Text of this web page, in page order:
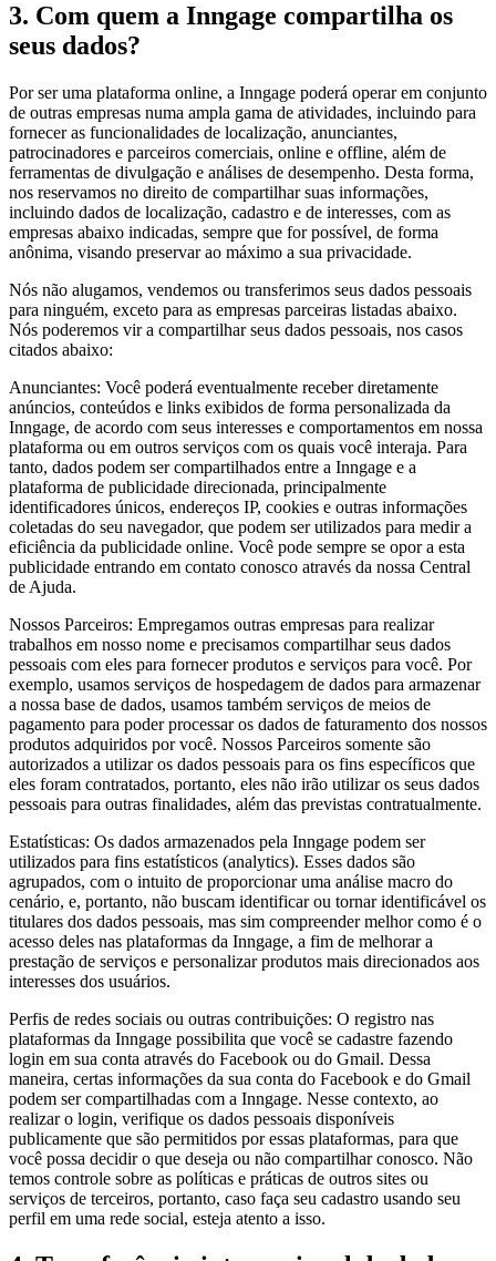
3. Com quem a Inngage compartilha os
seus dados?
Por ser uma plataforma online, a Inngage poderá operar em conjunto
de outras empresas numa ampla gama de atividades, incluindo para
fornecer as funcionalidades de localização, anunciantes,
patrocinadores e parceiros comerciais, online e offline, além de
ferramentas de divulgação e análises de desempenho. Desta forma,
nos reservamos no direito de compartilhar suas informações,
incluindo dados de localização, cadastro e de interesses, com as
empresas abaixo indicadas, sempre que for possível, de forma
anônima, visando preservar ao máximo a sua privacidade.
Nós não alugamos, vendemos ou transferimos seus dados pessoais
para ninguém, exceto para as empresas parceiras listadas abaixo.
Nós poderemos vir a compartilhar seus dados pessoais, nos casos
citados abaixo:
Anunciantes: Você poderá eventualmente receber diretamente
anúncios, conteúdos e links exibidos de forma personalizada da
Inngage, de acordo com seus interesses e comportamentos em nossa
plataforma ou em outros serviços com os quais você interaja. Para
tanto, dados podem ser compartilhados entre a Inngage e a
plataforma de publicidade direcionada, principalmente
identificadores únicos, endereços IP, cookies e outras informações
coletadas do seu navegador, que podem ser utilizados para medir a
eficiência da publicidade online. Você pode sempre se opor a esta
publicidade entrando em contato conosco através da nossa Central
de Ajuda.
Nossos Parceiros: Empregamos outras empresas para realizar
trabalhos em nosso nome e precisamos compartilhar seus dados
pessoais com eles para fornecer produtos e serviços para você. Por
exemplo, usamos serviços de hospedagem de dados para armazenar
a nossa base de dados, usamos também serviços de meios de
pagamento para poder processar os dados de faturamento dos nossos
produtos adquiridos por você. Nossos Parceiros somente são
autorizados a utilizar os dados pessoais para os fins específicos que
eles foram contratados, portanto, eles não irão utilizar os seus dados
pessoais para outras finalidades, além das previstas contratualmente.
Estatísticas: Os dados armazenados pela Inngage podem ser
utilizados para fins estatísticos (analytics). Esses dados são
agrupados, com o intuito de proporcionar uma análise macro do
cenário, e, portanto, não buscam identificar ou tornar identificável os
titulares dos dados pessoais, mas sim compreender melhor como é o
acesso deles nas plataformas da Inngage, a fim de melhorar a
prestação de serviços e personalizar produtos mais direcionados aos
interesses dos usuários.
Perfis de redes sociais ou outras contribuições: O registro nas
plataformas da Inngage possibilita que você se cadastre fazendo
login em sua conta através do Facebook ou do Gmail. Dessa
maneira, certas informações da sua conta do Facebook e do Gmail
podem ser compartilhadas com a Inngage. Nesse contexto, ao
realizar o login, verifique os dados pessoais disponíveis
publicamente que são permitidos por essas plataformas, para que
você possa decidir o que deseja ou não compartilhar conosco. Não
temos controle sobre as políticas e práticas de outros sites ou
serviços de terceiros, portanto, caso faça seu cadastro usando seu
perfil em uma rede social, esteja atento a isso.